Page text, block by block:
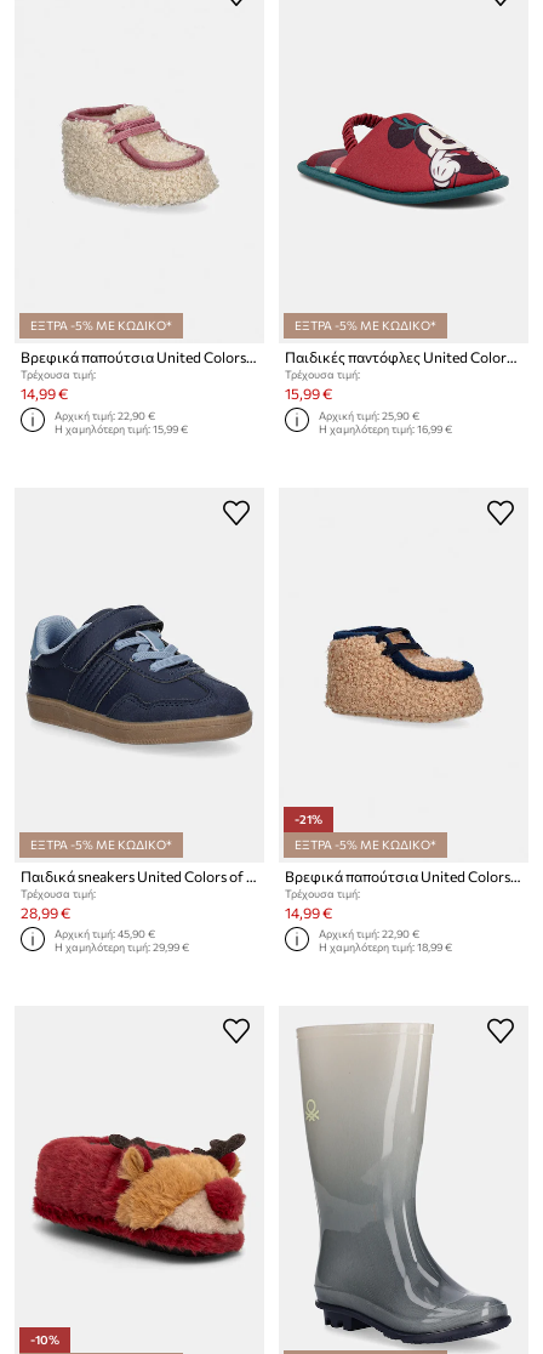
ΕΞΤΡΑ -5% ΜΕ ΚΩΔΙΚΟ*
Βρεφικά παπούτσια United Colors of Benetton
Τρέχουσα τιμή:
14,99 €
Αρχική τιμή:22,90 €
Η χαμηλότερη τιμή:15,99 €
ΕΞΤΡΑ -5% ΜΕ ΚΩΔΙΚΟ*
Παιδικές παντόφλες United Colors of Benetton
Τρέχουσα τιμή:
15,99 €
Αρχική τιμή:25,90 €
Η χαμηλότερη τιμή:16,99 €
ΕΞΤΡΑ -5% ΜΕ ΚΩΔΙΚΟ*
Τρέχουσα τιμή:
28,99 €
Αρχική τιμή:45,90 €
Η χαμηλότερη τιμή:29,99 €
-21%
ΕΞΤΡΑ -5% ΜΕ ΚΩΔΙΚΟ*
Τρέχουσα τιμή:
14,99 €
Αρχική τιμή:22,90 €
Η χαμηλότερη τιμή:18,99 €
-10%